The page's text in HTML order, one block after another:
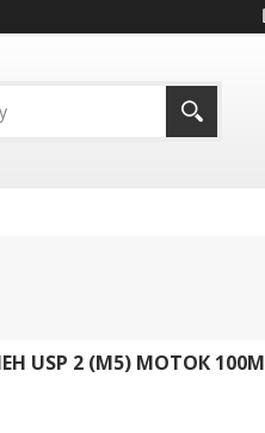
USP 2 (М5) МОТОК 100М